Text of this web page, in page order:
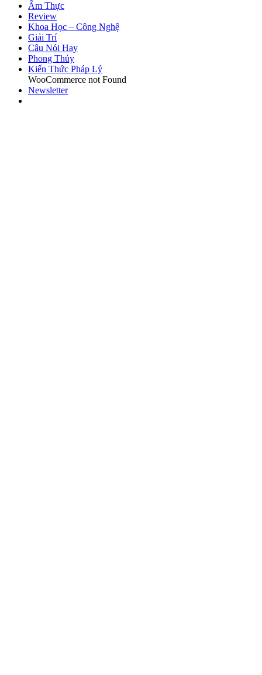
Ẩm Thực
Review
Khoa Học – Công Nghệ
Giải Trí
Câu Nói Hay
Phong Thủy
Kiến Thức Pháp Lý
WooCommerce not Found
Newsletter